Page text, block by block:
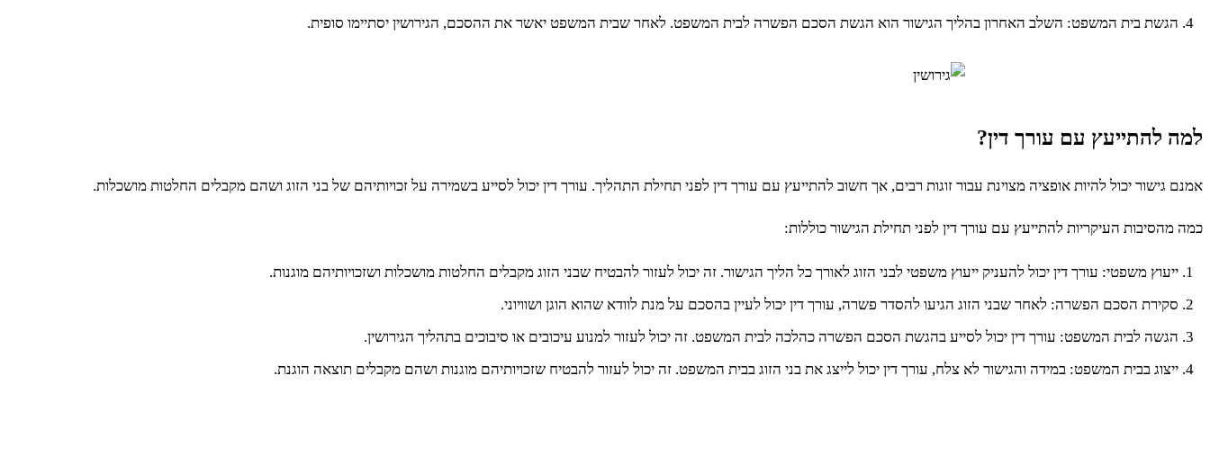
הגשת בית המשפט: השלב האחרון בהליך הגישור הוא הגשת הסכם הפשרה לבית המשפט. לאחר שבית המשפט יאשר את ההסכם, הגירושין יסתיימו סופית.
למה להתייעץ עם עורך דין?
אמנם גישור יכול להיות אופציה מצוינת עבור זוגות רבים, אך חשוב להתייעץ עם עורך דין לפני תחילת התהליך. עורך דין יכול לסייע בשמירה על זכויותיהם של בני הזוג ושהם מקבלים החלטות מושכלות.
כמה מהסיבות העיקריות להתייעץ עם עורך דין לפני תחילת הגישור כוללות:
ייעוץ משפטי: עורך דין יכול להעניק ייעוץ משפטי לבני הזוג לאורך כל הליך הגישור. זה יכול לעזור להבטיח שבני הזוג מקבלים החלטות מושכלות ושזכויותיהם מוגנות.
סקירת הסכם הפשרה: לאחר שבני הזוג הגיעו להסדר פשרה, עורך דין יכול לעיין בהסכם על מנת לוודא שהוא הוגן ושוויוני.
הגשה לבית המשפט: עורך דין יכול לסייע בהגשת הסכם הפשרה כהלכה לבית המשפט. זה יכול לעזור למנוע עיכובים או סיבוכים בתהליך הגירושין.
ייצוג בבית המשפט: במידה והגישור לא צלח, עורך דין יכול לייצג את בני הזוג בבית המשפט. זה יכול לעזור להבטיח שזכויותיהם מוגנות ושהם מקבלים תוצאה הוגנת.